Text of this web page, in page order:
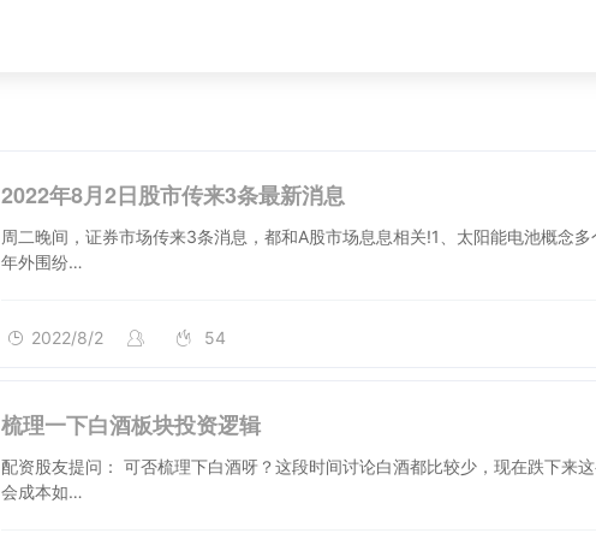
2022年8月2日股市传来3条最新消息
周二晚间，证券市场传来3条消息，都和A股市场息息相关!1、太阳能电池概念
年外围纷…
2022/8/2 54
梳理一下白酒板块投资逻辑
配资股友提问： 可否梳理下白酒呀？这段时间讨论白酒都比较少，现在跌下来
会成本如…